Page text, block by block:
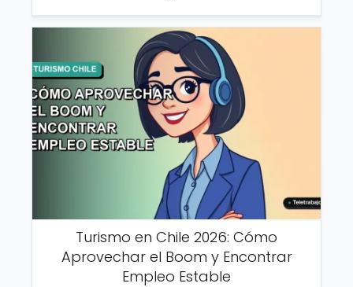
Turismo en Chile 2026: Cómo
Aprovechar el Boom y Encontrar
Empleo Estable